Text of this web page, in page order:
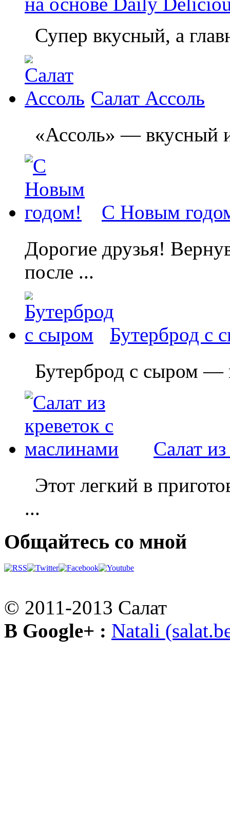
Супер вкусный, а
Салат Ассоль
«Ассоль» — вкусный и
С Новым
Дорогие друзья!
после ...
Бутерброд с
Бутерброд с сыром —
Салат
Этот легкий в
...
Общайтесь со мной
© 2011-2013 Салат
В Google+ : Natali